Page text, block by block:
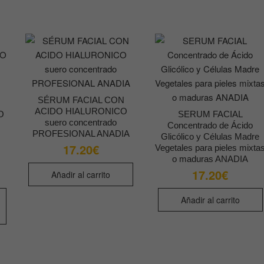
Este
SÉRUM FACIAL CON
ACIDO HIALURONICO
suero concentrado
PROFESIONAL ANADIA
17.20€
Añadir al carrito
SERUM FACIAL
Concentrado de Ácido
Glicólico y Células Madre
Vegetales para pieles mixtas
o maduras ANADIA
17.20€
Añadir al carrito